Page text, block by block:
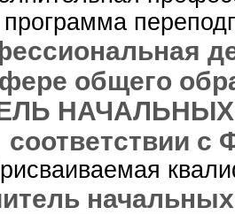
программа
общего
соответствии с